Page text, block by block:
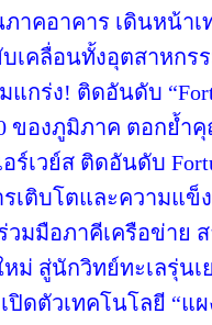
าคอาคาร เดินหน้า
เคลื่อนทั้งอุตสาหกร
แกร่ง! ติดอันดับ
ของภูมิภาค ตอกย้
ร์เวย์ส ติดอันดับ
เติบโตและความแ
วมมือภาคีเครือข่าย
ม่ สู่นักวิทย์ทะเลรุ่นเ
เปิดตัวเทคโนโลยี “แ